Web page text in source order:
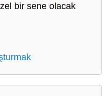
bir sene olacak